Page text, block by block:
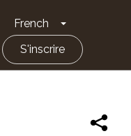
French Toggle
S'inscrire